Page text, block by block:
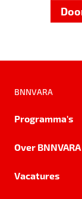
BNNVARA
Programma's
Over BNNVARA
Vacatures